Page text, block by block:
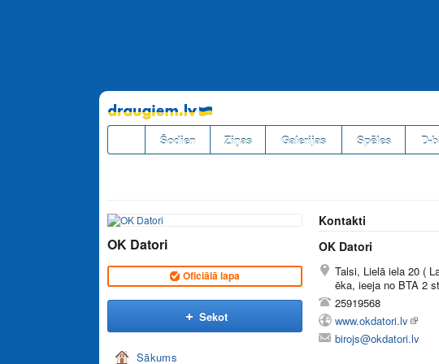
Pāriet
uz
saturu
Šodien Ziņas Galerijas Spēles D-
OK Datori
Oficiālā lapa
Sekot
Sākums
Kontakti
OK Datori
Talsi, Lielā iela 20 (
ēka, ieeja no BTA 2
25919568
www.okdatori.lv
birojs@okdatori.lv